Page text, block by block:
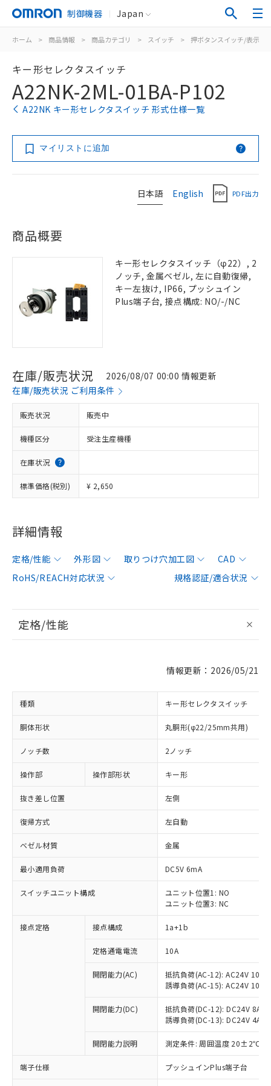
制御機器 Japan
ホーム > 商品情報 > 商品カテゴリ > スイッチ > 押ボタンスイッチ/表示灯
キー形セレクタスイッチ
A22NK-2ML-01BA-P102
A22NK キー形セレクタスイッチ 形式仕様一覧
マイリストに追加
日本語 English PDF出力
商品概要
キー形セレクタスイッチ（φ22）, 2
ノッチ, 金属ベゼル, 左に自動復帰,
キー左抜け, IP66, プッシュイン
Plus端子台, 接点構成: NO/-/NC
在庫/販売状況
2026/08/07 00:00 情報更新
在庫/販売状況 ご利用条件
販売状況 販売中
機種区分 受注生産機種
在庫状況
標準価格(税別) ¥ 2,650
詳細情報
定格/性能 外形図 取りつけ穴加工図
CAD
RoHS/REACH対応状況
規格認証/適合状況
定格/性能
情報更新：2026/05/21
種類 キー形セレクタスイッチ
胴体形状 丸胴形(φ22/25mm共用)
ノッチ数 2ノッチ
操作部 操作部形状 キー形
抜き差し位置 左側
復帰方式 左自動
ベゼル材質 金属
最小適用負荷 DC5V 6mA
スイッチユニット構成
ユニット位置1: NO
ユニット位置3: NC
接点定格 接点構成 1a+1b
定格通電電流 10A
開閉能力(AC)
抵抗負荷(AC-12): AC24V 10A/
誘導負荷(AC-15): AC24V
開閉能力(DC)
抵抗負荷(DC-12): DC24V 8A/
誘導負荷(DC-13): DC24V 4A/
開閉能力説明 測定条件: 周囲温度 20±2℃、
端子仕様 プッシュインPlus端子台
対応済み：EU RoHS指令（10物質）の
非含有に対応した製品が提供可能な商品で